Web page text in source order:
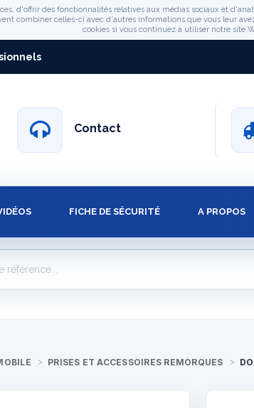
d'offrir des fonctionnalités relatives aux médias sociaux et
combiner celles-ci avec d'autres informations que vous leur
cookies si vous continuez à utiliser notre site
Contact
FICHE DE SÉCURITÉ A PROPOS
PRISES ET ACCESSOIRES REMORQUES